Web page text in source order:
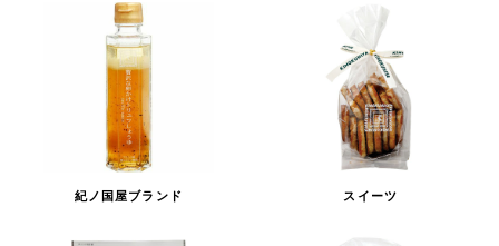
紀ノ国屋ブランド スイーツ